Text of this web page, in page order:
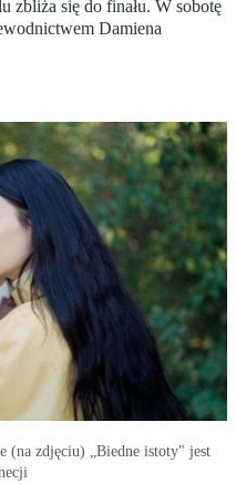
zbliża się do finału. W sobotę
Damiena
(na zdjęciu) „Biedne istoty" jest